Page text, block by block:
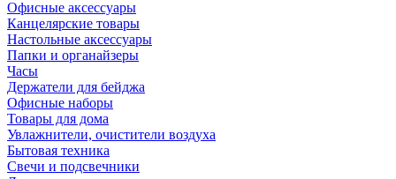
Офисные аксессуары
Канцелярские товары
Настольные аксессуары
Папки и органайзеры
Часы
Держатели для бейджа
Офисные наборы
Товары для дома
Увлажнители, очистители воздуха
Бытовая техника
Свечи и подсвечники